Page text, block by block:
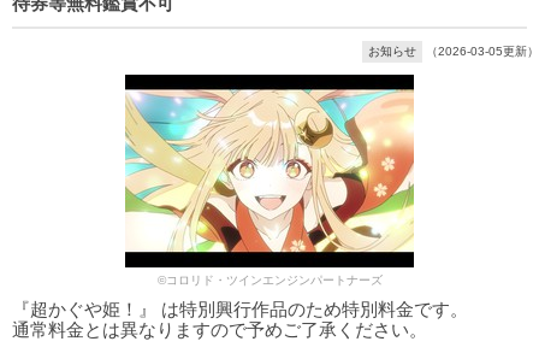
お知らせ （2026-03-05更新）
©コロリド・ツインエンジンパートナーズ
『超かぐや姫！』 は特別興行作品のため特別料金です。
通常料金とは異なりますので予めご了承ください。